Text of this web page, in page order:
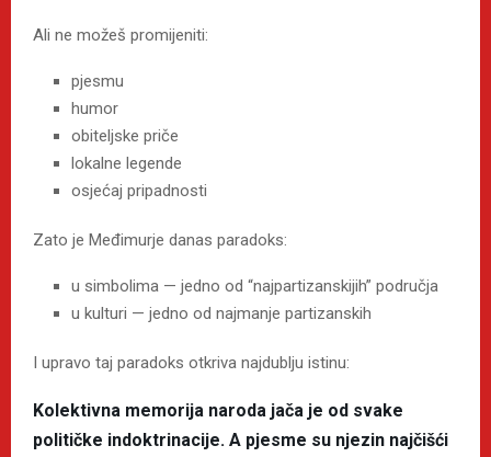
Ali ne možeš promijeniti:
pjesmu
humor
obiteljske priče
lokalne legende
osjećaj pripadnosti
Zato je Međimurje danas paradoks:
u simbolima — jedno od “najpartizanskijih” područja
u kulturi — jedno od najmanje partizanskih
I upravo taj paradoks otkriva najdublju istinu:
Kolektivna memorija naroda jača je od svake
političke indoktrinacije. A pjesme su njezin najčišći